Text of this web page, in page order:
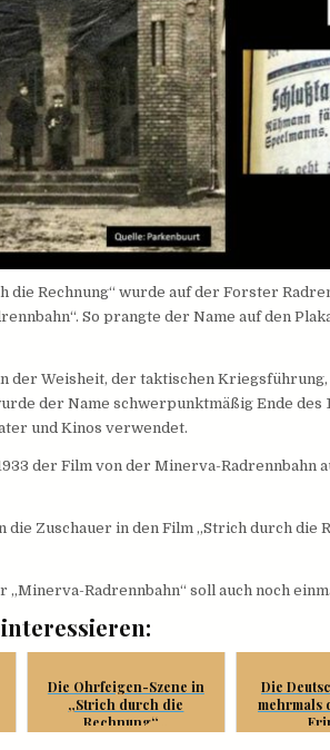
die Rechnung“ wurde auf der Forster
So prangte der Name auf den
der Weisheit, der taktischen
der Name schwerpunktmäßig Ende
und Kinos verwendet.
der Film von der Minerva-Radrennbahn
die Zuschauer in den Film „Strich durch die
„Minerva-Radrennbahn“ soll auch noch
Die Ohrfeigen-Szene in
„Strich durch die
Rechnung“...
Die
mehrmals